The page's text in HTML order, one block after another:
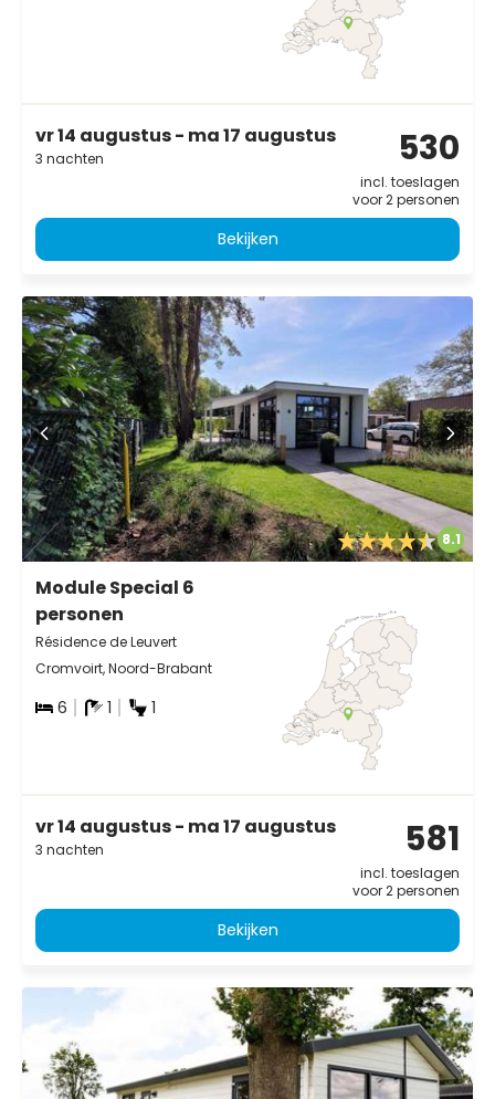
vr 14 augustus - ma 17 augustus
3 nachten 530
incl. toeslagen
voor 2 personen
Bekijken
8.1
Module Special 6
personen
Résidence de Leuvert
Cromvoirt, Noord-Brabant
6 1 1
vr 14 augustus - ma 17 augustus
3 nachten 581
incl. toeslagen
voor 2 personen
Bekijken